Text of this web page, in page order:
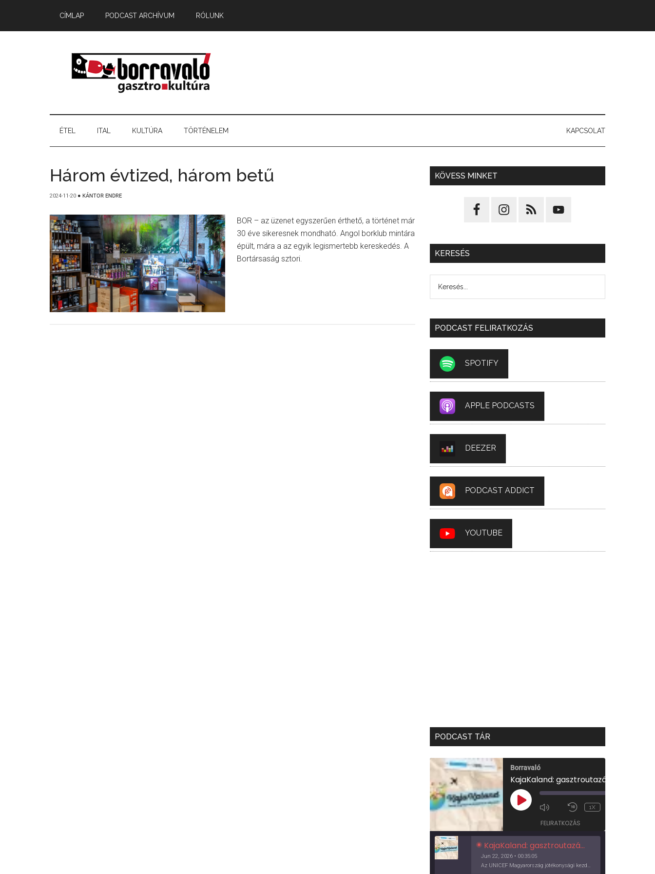
CÍMLAP PODCAST ARCHÍVUM RÓLUNK
ÉTEL ITAL KULTÚRA TÖRTÉNELEM KAPCSOLAT
Három évtized, három betű
2024-11-20 ● KÁNTOR ENDRE
BOR – az üzenet egyszerűen érthető, a történet már
30 éve sikeresnek mondható. Angol borklub mintára
épült, mára a az egyik legismertebb kereskedés. A
Bortársaság sztori.
KÖVESS MINKET
KERESÉS
PODCAST FELIRATKOZÁS
SPOTIFY
APPLE PODCASTS
DEEZER
PODCAST ADDICT
YOUTUBE
PODCAST TÁR
Borravaló
PLAY
EPISODE
1X
FELIRATKOZÁS
KajaKaland: gasztroutazás a föld körül
Jun 22, 2026 • 00:35:05
Az UNICEF Magyarország jótékonysági kezdeményezése izgalmas, egész éves világkörüli ízutazásra hív, igazi családi program és gasztroedukáció, illetve segítség a rászorulóknak is egyben.